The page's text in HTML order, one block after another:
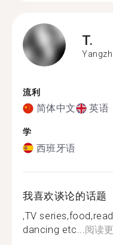
T.
流利
简体中文 英语
学
西班牙语
我喜欢谈论的话题
,TV
dancing etc... 阅读